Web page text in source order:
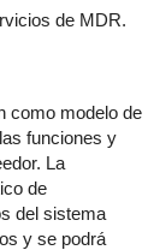
de MDR.
como modelo de
funciones y
La
de
del sistema
y se podrá